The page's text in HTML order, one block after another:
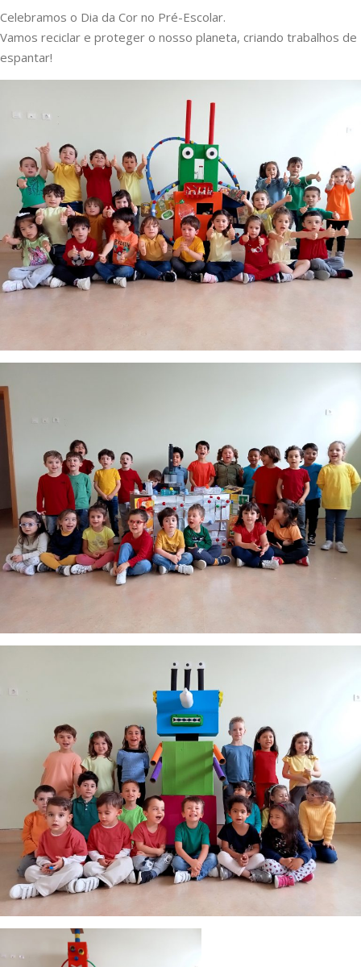
Celebramos o Dia da Cor no Pré-Escolar.
Vamos reciclar e proteger o nosso planeta, criando trabalhos de
espantar!